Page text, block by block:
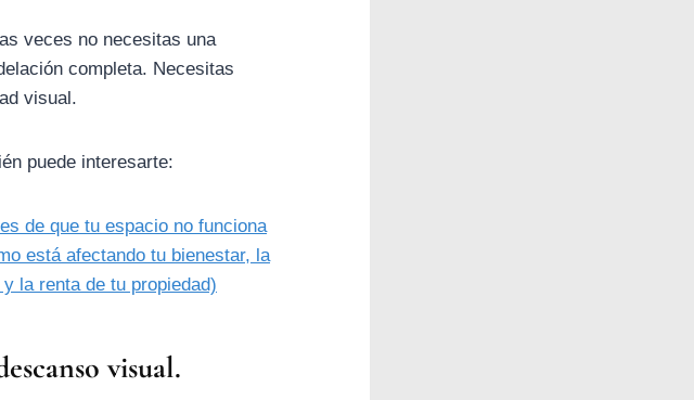
veces no necesitas una
completa. Necesitas
visual.
puede interesarte:
de que tu espacio no funciona
está afectando tu bienestar, la
la renta de tu propiedad)
visual.